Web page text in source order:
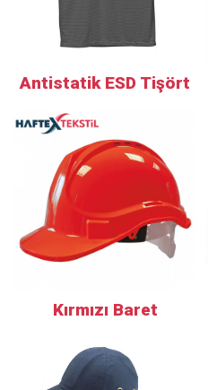
Antistatik ESD Tişört
Kırmızı Baret